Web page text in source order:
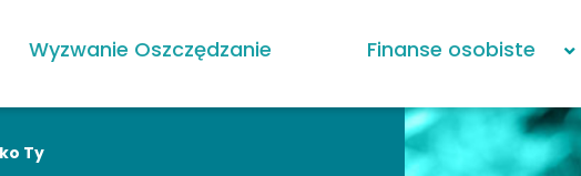
Wyzwanie Oszczędzanie Finanse osobiste
Ty